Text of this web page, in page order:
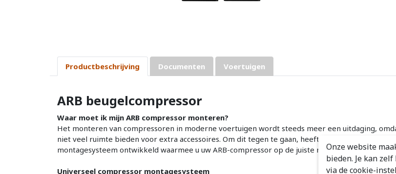
Productbeschrijving Documenten Voertuigen
ARB beugelcompressor
Waar moet ik mijn ARB compressor monteren?
Het monteren van compressoren in moderne voertuigen wordt steeds meer een uitdaging,
niet veel ruimte bieden voor extra accessoires. Om dit tegen te gaan, heeft ARB een technisch
montagesysteem ontwikkeld waarmee u uw ARB-compressor op de juiste manier in uw
Universeel compressor montagesysteem
Onze website
bieden. Je kan
via de cookie-